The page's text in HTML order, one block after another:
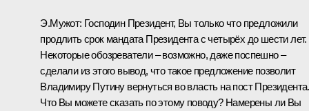
Э.Мужот: Господин Президент, Вы только что предложили
продлить срок мандата Президента с четырёх до шести лет.
Некоторые обозреватели – возможно, даже поспешно –
сделали из этого вывод, что такое предложение позволит
Владимиру Путину вернуться во власть на пост Президента.
Что Вы можете сказать по этому поводу? Намерены ли Вы